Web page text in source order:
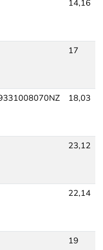
14,16
17
18,03
23,12
22,14
19